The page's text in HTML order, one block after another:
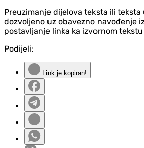
Preuzimanje dijelova teksta ili teksta
dozvoljeno uz obavezno navođenje
postavljanje linka ka izvornom
Podijeli:
Link je kopiran!